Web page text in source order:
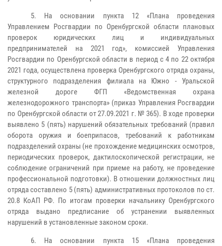
5. На основании пункта 12 «Плана проведения
Управлением Росгвардии по Оренбургской области плановых
проверок юридических лиц и индивидуальных
предпринимателей на 2021 год», комиссией Управления
Росгвардии по Оренбургской области в период с 4 по 22 октября
2021 года, осуществлена проверка Оренбургского отряда охраны,
структурного подразделения филиала на Южно - Уральской
железной дороге ФГП «Ведомственная охрана
железнодорожного транспорта» (приказ Управления Росгвардии
по Оренбургской области от 27.09.2021 г. № 365). В ходе проверки
выявлено 5 (пять) нарушений обязательных требований (правил
оборота оружия и боеприпасов, требований к работникам
подразделений охраны (не прохождение медицинских осмотров,
периодических проверок, дактилоскопической регистрации, не
соблюдение ограничений при приеме на работу, не проведение
профессиональной подготовки). В отношении должностных лиц
отряда составлено 5 (пять) административных протоколов по ст.
20.8 КоАП РФ. По итогам проверки начальнику Оренбургского
отряда выдано предписание об устранении выявленных
нарушений в установленные законом сроки.
6. На основании пункта 15 «Плана проведения